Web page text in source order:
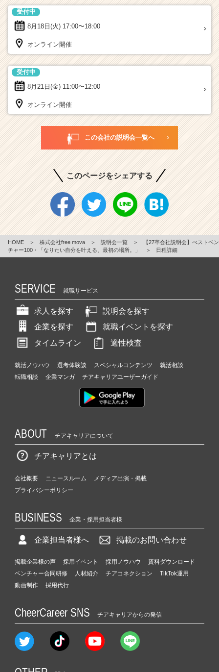
8月18日(火) 17:00〜18:00
受付中
オンライン開催
8月21日(金) 11:00〜12:00
受付中
オンライン開催
この会社の説明会一覧へ
このページをシェアする
HOME ＞ 株式会社free mova ＞ 説明会一覧 ＞
【27卒会社説明会】べストベン
チャー100・「なりたい自分を叶える、最初の場所。」
＞ 日程詳細
SERVICE 就職サービス
求人を探す
説明会を探す
企業を探す
就職イベントを探す
タイムライン
適性検査
就活ノウハウ 選考体験談 スペシャルコンテンツ
就活相談
転職相談
企業マンガ チアキャリアユーザーガイド
ABOUT チアキャリアについて
チアキャリアとは
会社概要 ニュースルーム
メディア出演・掲載
プライバシーポリシー
BUSINESS 企業・採用担当者様
企業担当者様へ 掲載のお問い合わせ
掲載企業様の声 採用イベント 採用ノウハウ
資料ダウンロード
ベンチャー合同研修
人材紹介 チアコネクション
TikTok運用
動画制作
採用代行
CheerCareer SNS チアキャリアからの発信